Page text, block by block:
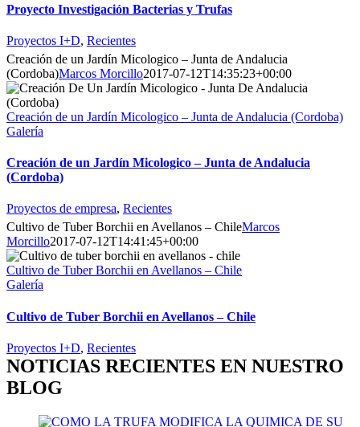
Proyecto Investigación Bacterias y Trufas
Proyectos I+D, Recientes
Creación de un Jardín Micologico – Junta de Andalucia
(Cordoba)Marcos Morcillo2017-07-12T14:35:23+00:00
Creación de un Jardín Micologico – Junta de Andalucia (Cordoba)
Galería
Creación de un Jardín Micologico – Junta de Andalucia
(Cordoba)
Proyectos de empresa, Recientes
Cultivo de Tuber Borchii en Avellanos – ChileMarcos
Morcillo2017-07-12T14:41:45+00:00
Cultivo de Tuber Borchii en Avellanos – Chile
Galería
Cultivo de Tuber Borchii en Avellanos – Chile
Proyectos I+D, Recientes
NOTICIAS RECIENTES EN NUESTRO
BLOG